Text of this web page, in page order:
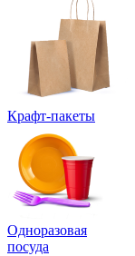
Крафт-пакеты
Одноразовая
посуда